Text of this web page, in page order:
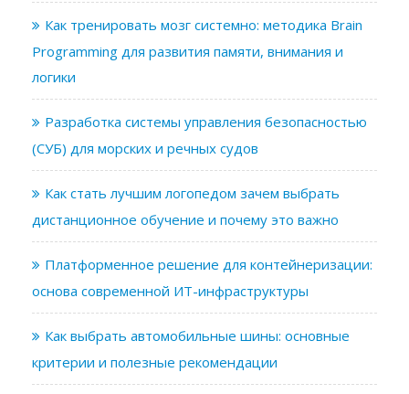
Как тренировать мозг системно: методика Brain
Programming для развития памяти, внимания и
логики
Разработка системы управления безопасностью
(СУБ) для морских и речных судов
Как стать лучшим логопедом зачем выбрать
дистанционное обучение и почему это важно
Платформенное решение для контейнеризации:
основа современной ИТ-инфраструктуры
Как выбрать автомобильные шины: основные
критерии и полезные рекомендации